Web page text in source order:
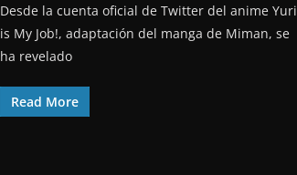
Desde la cuenta oficial de Twitter del anime Yuri
is My Job!, adaptación del manga de Miman, se
ha revelado
Read More